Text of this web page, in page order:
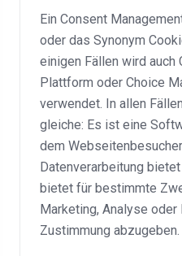
Ein Consent
oder das Synonym
einigen Fällen wird auch
Plattform oder Choice
verwendet. In allen
gleiche: Es ist eine
dem
Datenverarbeitung
bietet für bestimmte
Marketing, Analyse
Zustimmung abzugeben.